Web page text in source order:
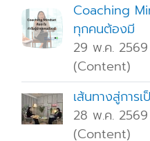
Coaching
ทุกคนต้องมี
29 พ.ค. 2569
(Content)
เส้นทางสู่การ
28 พ.ค. 2569
(Content)